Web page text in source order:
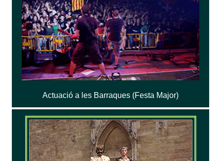
Actuació a les Barraques (Festa Major)